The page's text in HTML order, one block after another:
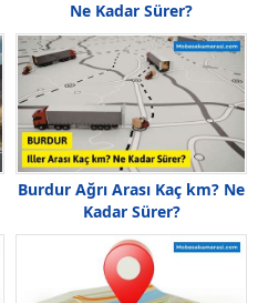
Ne Kadar Sürer?
Burdur Ağrı Arası Kaç km? Ne
Kadar Sürer?